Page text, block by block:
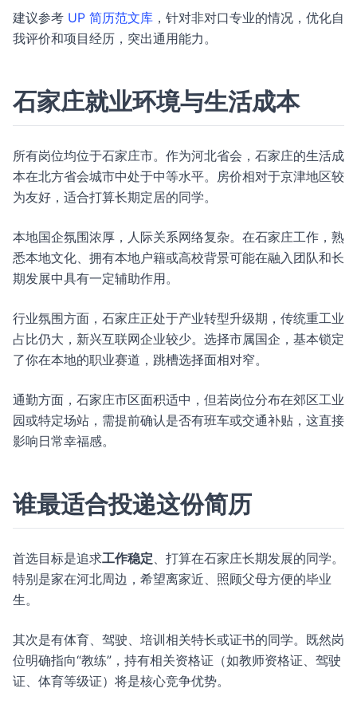
建议参考 UP 简历范文库 ，针对非对口专业的情况，优化自
我评价和项目经历，突出通用能力。
石家庄就业环境与生活成本
所有岗位均位于石家庄市。作为河北省会，石家庄的生活成
本在北方省会城市中处于中等水平。房价相对于京津地区较
为友好，适合打算长期定居的同学。
本地国企氛围浓厚，人际关系网络复杂。在石家庄工作，熟
悉本地文化、拥有本地户籍或高校背景可能在融入团队和长
期发展中具有一定辅助作用。
行业氛围方面，石家庄正处于产业转型升级期，传统重工业
占比仍大，新兴互联网企业较少。选择市属国企，基本锁定
了你在本地的职业赛道，跳槽选择面相对窄。
通勤方面，石家庄市区面积适中，但若岗位分布在郊区工业
园或特定场站，需提前确认是否有班车或交通补贴，这直接
影响日常幸福感。
谁最适合投递这份简历
首选目标是追求工作稳定、打算在石家庄长期发展的同学。
特别是家在河北周边，希望离家近、照顾父母方便的毕业
生。
其次是有体育、驾驶、培训相关特长或证书的同学。既然岗
位明确指向“教练”，持有相关资格证（如教师资格证、驾驶
证、体育等级证）将是核心竞争优势。